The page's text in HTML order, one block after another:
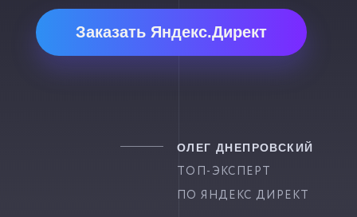
Заказать Яндекс.Директ
ОЛЕГ ДНЕПРОВСКИЙ
ТОП-ЭКСПЕРТ
ПО ЯНДЕКС ДИРЕКТ